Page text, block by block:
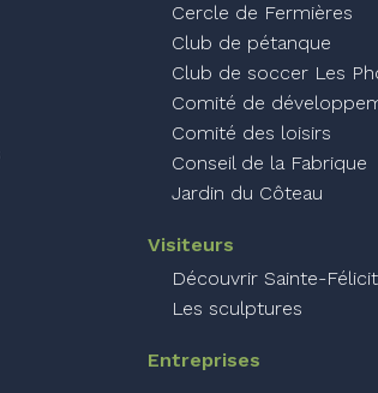
Cercle de Fermières
Club de pétanque
Club de soccer Les
Comité de
Comité des loisirs
Conseil de la Fabrique
Jardin du Côteau
Visiteurs
Découvrir Sainte-
Les sculptures
Entreprises